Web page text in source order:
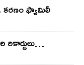
క‌ర‌ణం ఫ్యామిలీ